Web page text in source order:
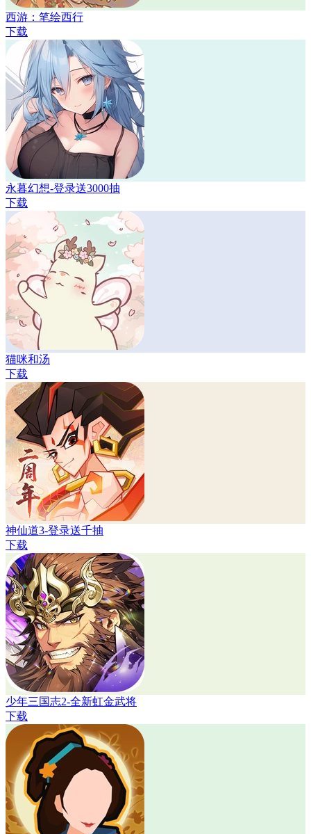
西游：笔绘西行
下载
永暮幻想-登录送3000抽
下载
猫咪和汤
下载
神仙道3-登录送千抽
下载
少年三国志2-全新虹金武将
下载